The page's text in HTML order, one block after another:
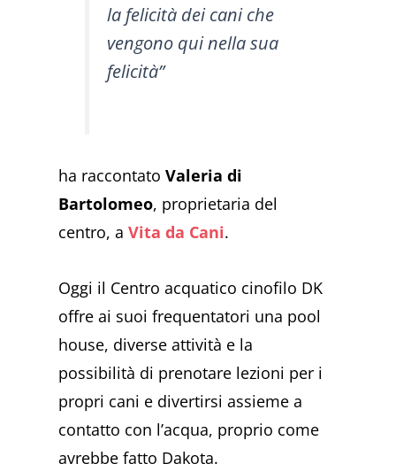
la felicità dei cani che
vengono qui nella sua
felicità”
ha raccontatoValeria di
Bartolomeo, proprietaria del
centro, aVita da Cani.
Oggi il Centro acquatico cinofilo DK
offre ai suoi frequentatori una pool
house, diverse attività e la
possibilità di prenotare lezioni per i
propri cani e divertirsi assieme a
contatto con l’acqua, proprio come
avrebbe fatto Dakota.